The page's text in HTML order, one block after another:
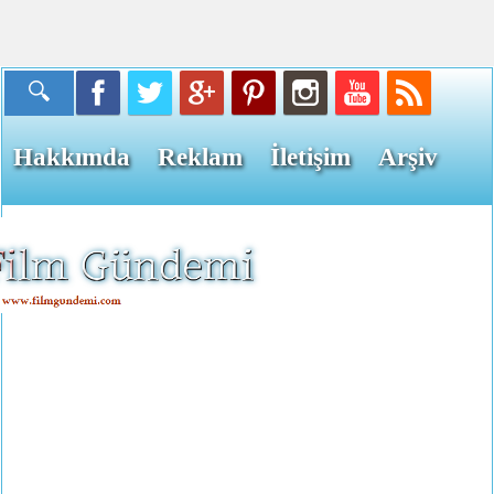
Hakkımda Reklam İletişim Arşiv